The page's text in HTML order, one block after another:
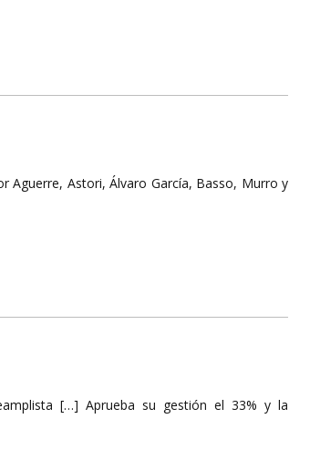
Aguerre, Astori, Álvaro García, Basso, Murro y
[…] Aprueba su gestión el 33% y la